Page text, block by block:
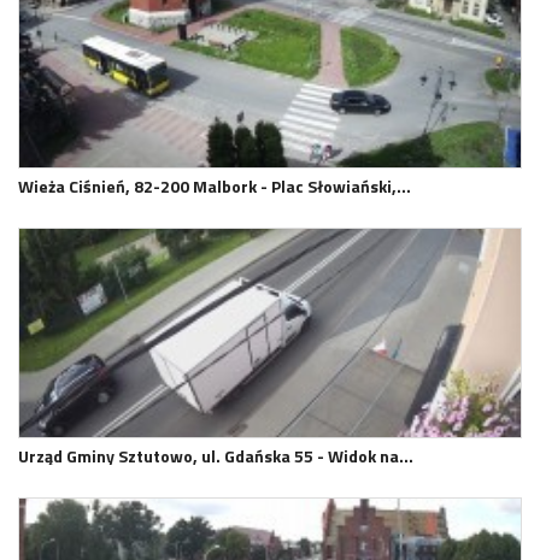
Wieża Ciśnień, 82-200 Malbork - Plac Słowiański,…
Urząd Gminy Sztutowo, ul. Gdańska 55 - Widok na…